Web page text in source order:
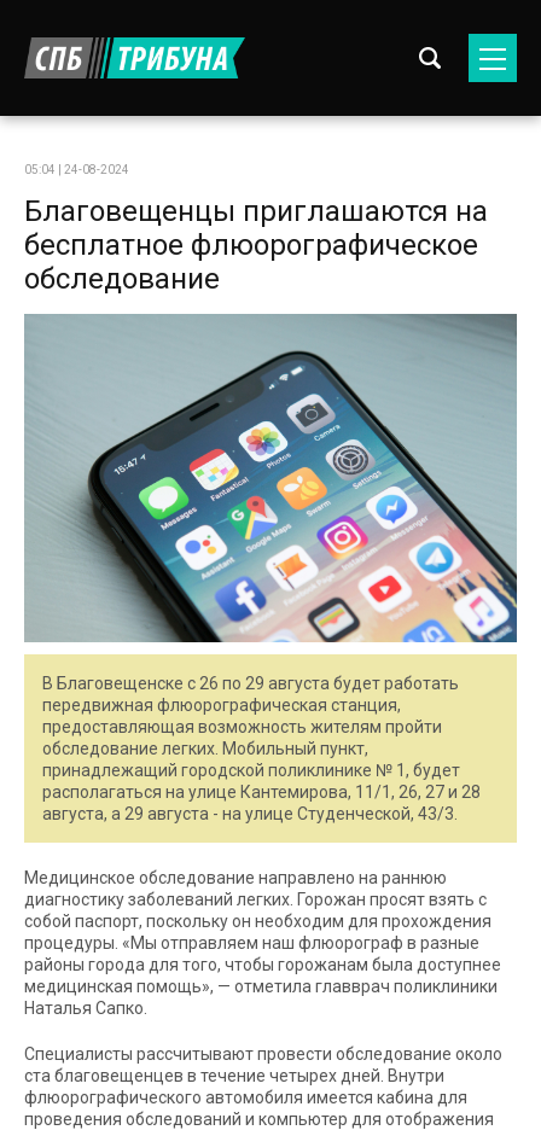
05:04 | 24-08-2024
Благовещенцы приглашаются на
бесплатное флюорографическое
обследование
В Благовещенске с 26 по 29 августа будет работать
передвижная флюорографическая станция,
предоставляющая возможность жителям пройти
обследование легких. Мобильный пункт,
принадлежащий городской поликлинике № 1, будет
располагаться на улице Кантемирова, 11/1, 26, 27 и 28
августа, а 29 августа - на улице Студенческой, 43/3.
Медицинское обследование направлено на раннюю
диагностику заболеваний легких. Горожан просят взять с
собой паспорт, поскольку он необходим для прохождения
процедуры. «Мы отправляем наш флюорограф в разные
районы города для того, чтобы горожанам была доступнее
медицинская помощь», — отметила главврач поликлиники
Наталья Сапко.
Специалисты рассчитывают провести обследование около
ста благовещенцев в течение четырех дней. Внутри
флюорографического автомобиля имеется кабина для
проведения обследований и компьютер для отображения